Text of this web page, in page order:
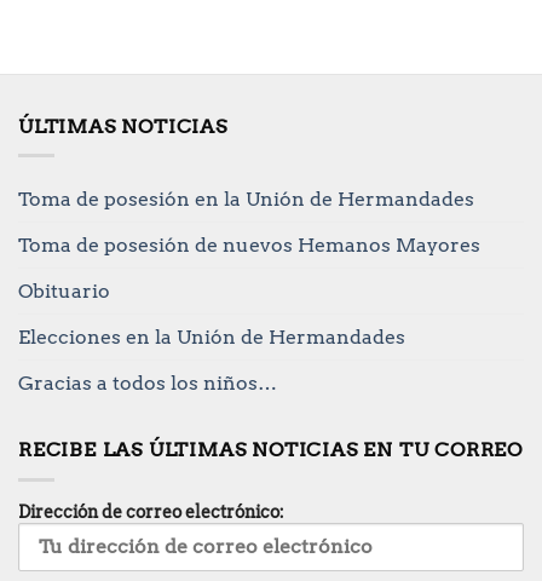
ÚLTIMAS NOTICIAS
Toma de posesión en la Unión de Hermandades
Toma de posesión de nuevos Hemanos Mayores
Obituario
Elecciones en la Unión de Hermandades
Gracias a todos los niños…
RECIBE LAS ÚLTIMAS NOTICIAS EN TU CORREO
Dirección de correo electrónico: